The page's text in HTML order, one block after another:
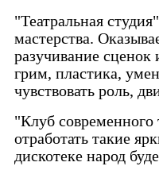
"Театральная
мастерства.
разучивание
грим, пластика,
чувствовать роль,
"Клуб
отработать такие
дискотеке народ